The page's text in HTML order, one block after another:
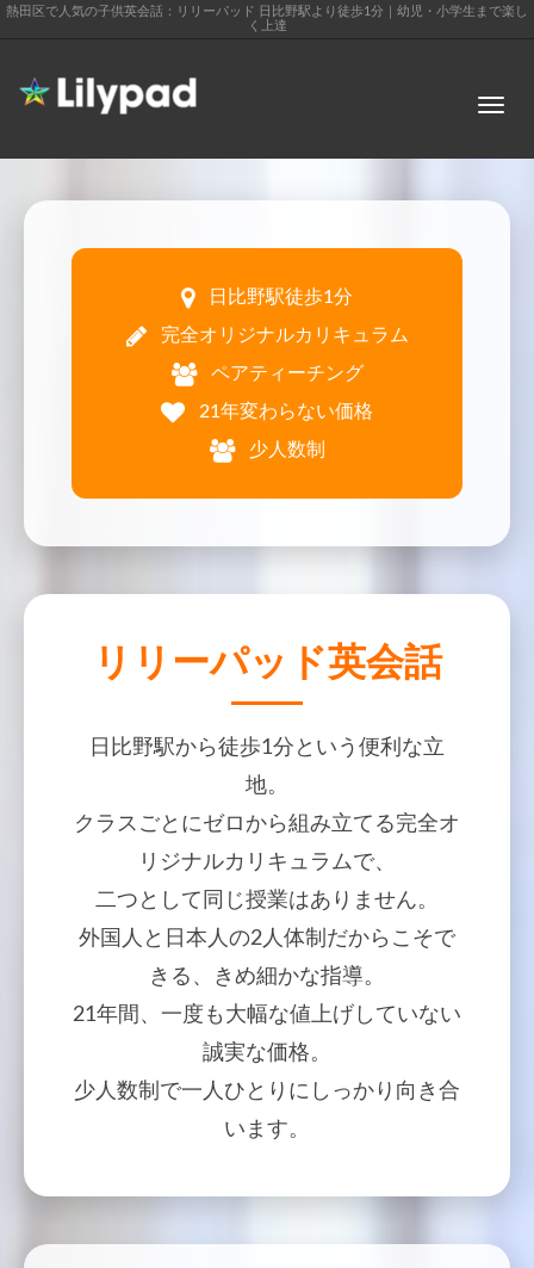
熱田区で人気の子供英会話：リリーパッド 日比野駅より徒歩1分｜幼児・小学生まで楽し
く上達
日比野駅徒歩1分
完全オリジナルカリキュラム
ペアティーチング
21年変わらない価格
少人数制
リリーパッド英会話
日比野駅から徒歩1分という便利な立
地。
クラスごとにゼロから組み立てる完全オ
リジナルカリキュラムで、
二つとして同じ授業はありません。
外国人と日本人の2人体制だからこそで
きる、きめ細かな指導。
21年間、一度も大幅な値上げしていない
誠実な価格。
少人数制で一人ひとりにしっかり向き合
います。